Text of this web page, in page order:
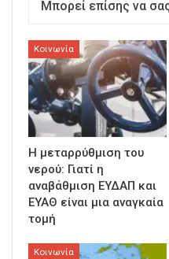
Μπορεί επίσης να
Κοινωνία
Η μεταρρύθμιση του
νερού: Γιατί η
αναβάθμιση ΕΥΔΑΠ και
ΕΥΑΘ είναι μια αναγκαία
τομή
Κοινωνία